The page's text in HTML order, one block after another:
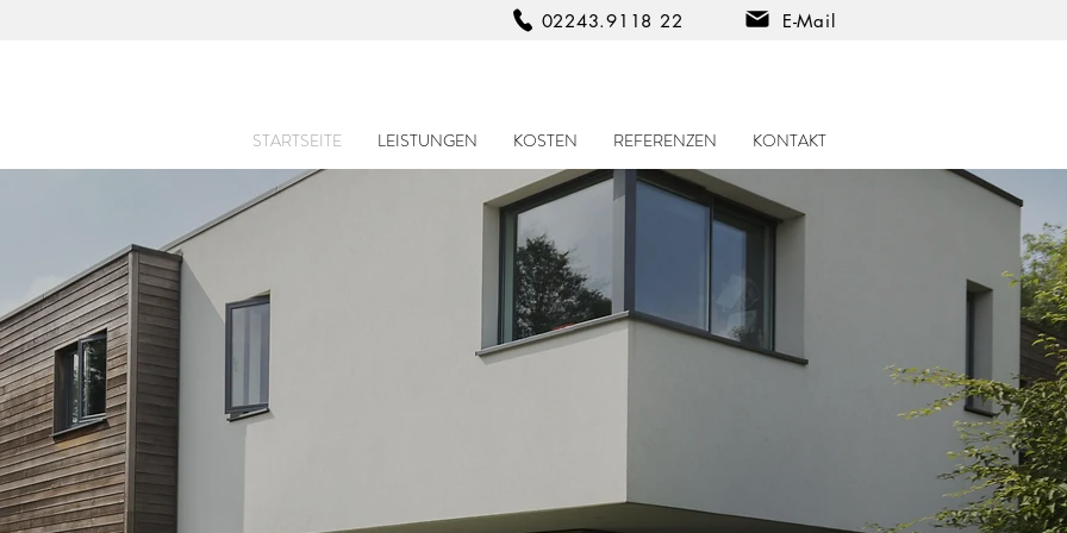
02243.9118 22 E-Mail
STARTSEITE LEISTUNGEN KOSTEN REFERENZEN KONTAKT
Partner